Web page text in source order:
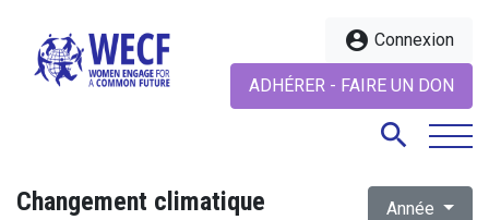
account_circle Connexion
ADHÉRER - FAIRE UN DON
search
Changement climatique Année